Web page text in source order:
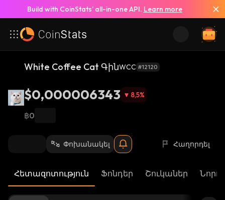
Build with CoinStats’ all-in-one API. Learn more
White Coffee Cat ԳինWCC #12120
$0,000006343 8,5%
฿0
Փոխանակել Հաղորդել
Հետազոտություն Ֆոնդեր Շուկաներ